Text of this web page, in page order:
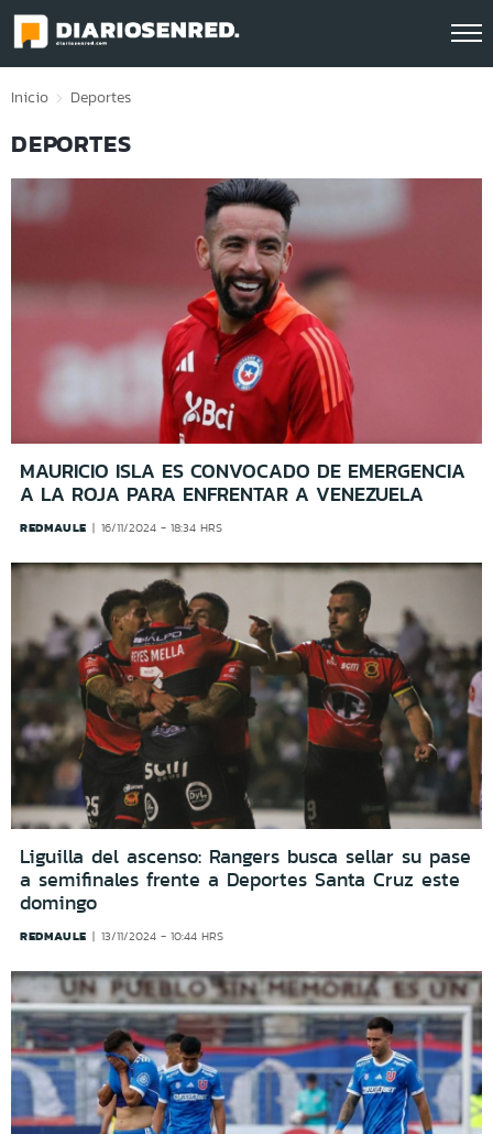
Click acá para ir directamente al contenido
Inicio Deportes
DEPORTES
MAURICIO ISLA ES CONVOCADO DE EMERGENCIA
A LA ROJA PARA ENFRENTAR A VENEZUELA
REDMAULE 16/11/2024 - 18:34 HRS
Liguilla del ascenso: Rangers busca sellar su pase
a semifinales frente a Deportes Santa Cruz este
domingo
REDMAULE 13/11/2024 - 10:44 HRS